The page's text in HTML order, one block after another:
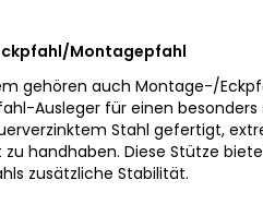
Montagepfahl
gehören auch Montage-/
Ausleger für einen besonders
Stahl gefertigt,
handhaben. Diese Stütze
zusätzliche Stabilität.